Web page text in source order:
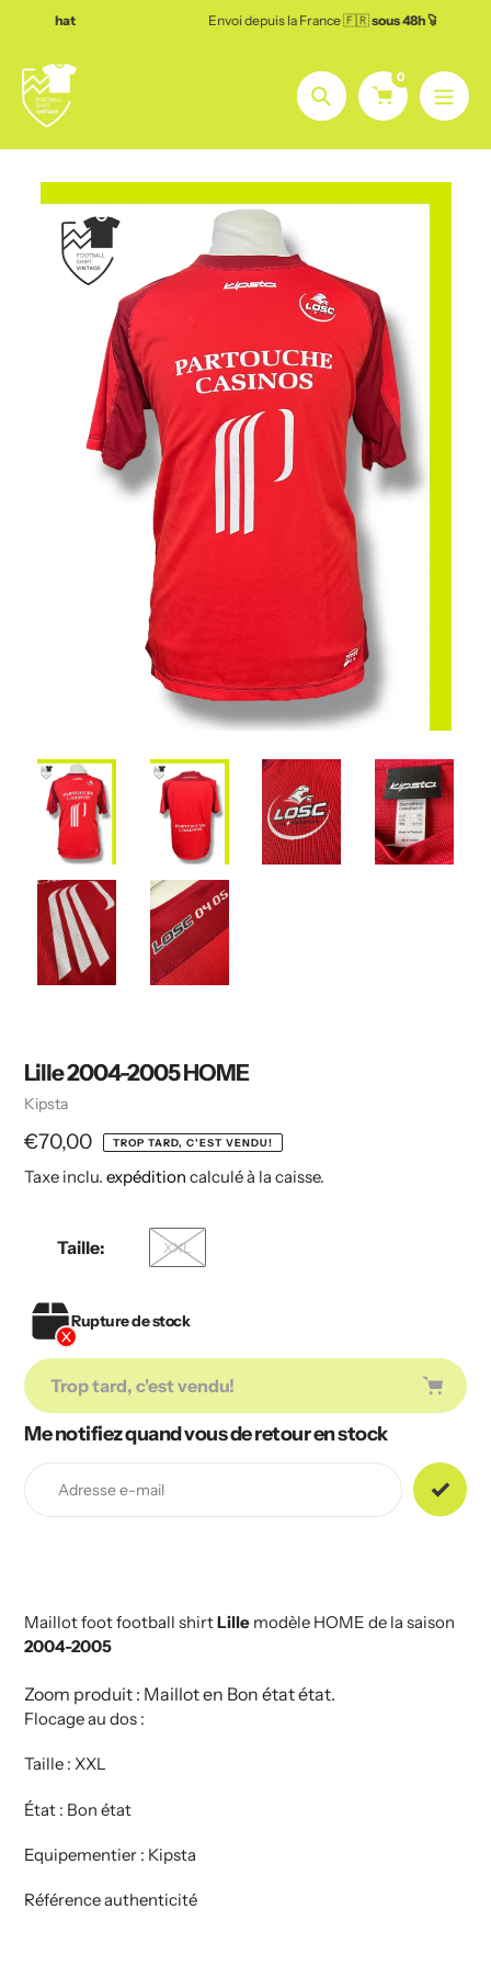
contenu
Envoi depuis la France 🇫🇷sous 48h 🚀
Chercher
0
Lille 2004-2005 HOME
Vendeuse
Kipsta
Prix
€70,00 TROP TARD, C'EST VENDU!
Taxe inclu. expédition calculé à la caisse.
Taille: XXL
Rupture de stock
Trop tard, c'est vendu!
Ajout
produit
Me notifiez quand vous de retour en stock
Maillot foot football shirtLille modèle HOME de la saison
2004-2005
Zoom produit : Maillot en Bon état état.
Flocage au dos :
Taille : XXL
État : Bon état
Equipementier : Kipsta
Référence authenticité